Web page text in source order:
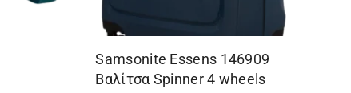
Samsonite Essens 146909
Βαλίτσα Spinner 4 wheels